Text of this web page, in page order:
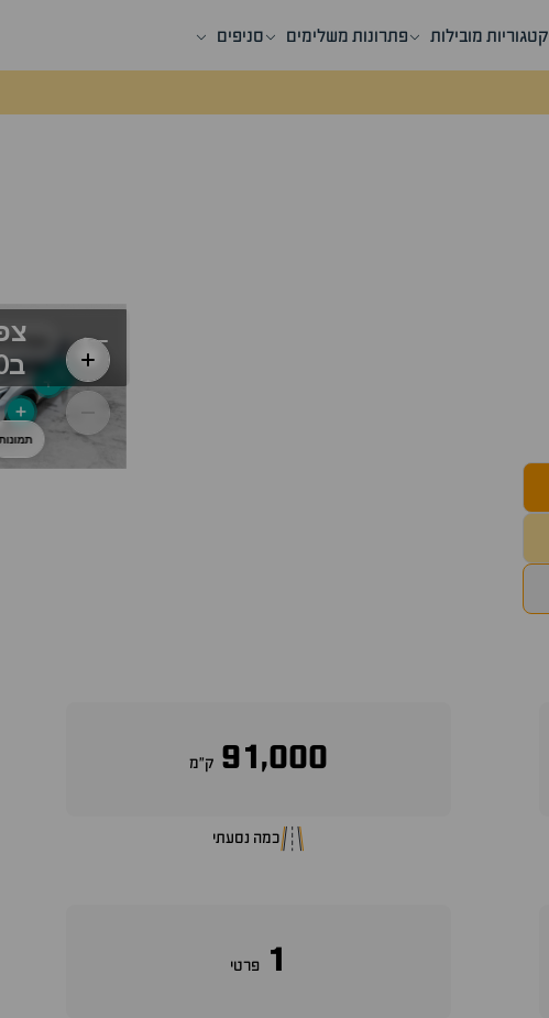
קטגוריות מובילות פתרונות משלימים סניפים
91,000 ק״מ
כמה נסעתי
1 פרטי